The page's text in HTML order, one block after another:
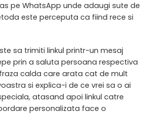
pe WhatsApp unde adaugi sute de
este perceputa ca fiind rece si
sa trimiti linkul printr-un mesaj
prin a saluta persoana respectiva
calda care arata cat de mult
si explica-i de ce vrei sa o ai
atasand apoi linkul catre
personalizata face o